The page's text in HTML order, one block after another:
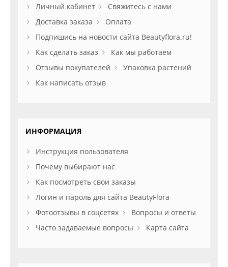
Личный кабинет
Свяжитесь с нами
Доставка заказа
Оплата
Подпишись на новости сайта Beautyflora.ru!
Как сделать заказ
Как мы работаем
Отзывы покупателей
Упаковка растений
Как написать отзыв
ИНФОРМАЦИЯ
Инструкция пользователя
Почему выбирают нас
Как посмотреть свои заказы
Логин и пароль для сайта BeautyFlora
Фотоотзывы в соцсетях
Вопросы и ответы
Часто задаваемые вопросы
Карта сайта